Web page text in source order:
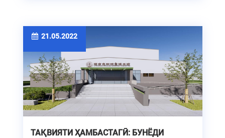
21.05.2022
ТАҚВИЯТИ ҲАМБАСТАГӢ: БУНЁДИ